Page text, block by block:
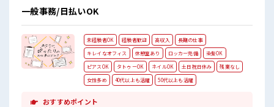
い職場ですが男女は問いません！ 応募お待ちしております！
キバツ過ぎなければ髪色・髪型は自由！ あなたの個性を大事
にできます♪
一般事務/日払いOK
未経験者OK 経験者歓迎 高収入
長期の仕事
キレイなオフィス
休憩室あり ロッカー完備
染髪OK
ピアスOK
タトゥーOK ネイルOK 土日祝日休み
残業なし
女性多め
40代以上も活躍 50代以上も活躍
おすすめポイント